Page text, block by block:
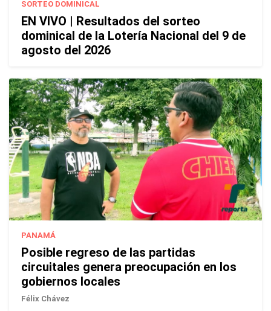
SORTEO DOMINICAL
EN VIVO | Resultados del sorteo
dominical de la Lotería Nacional del 9 de
agosto del 2026
PANAMÁ
Posible regreso de las partidas
circuitales genera preocupación en los
gobiernos locales
Félix Chávez